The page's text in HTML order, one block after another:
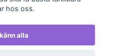
hos oss.
alla